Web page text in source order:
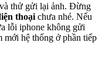
thử gửi lại ảnh. Đừng
thoại chưa nhé. Nếu
lỗi iphone không gửi
mới hệ thống ở phần tiếp